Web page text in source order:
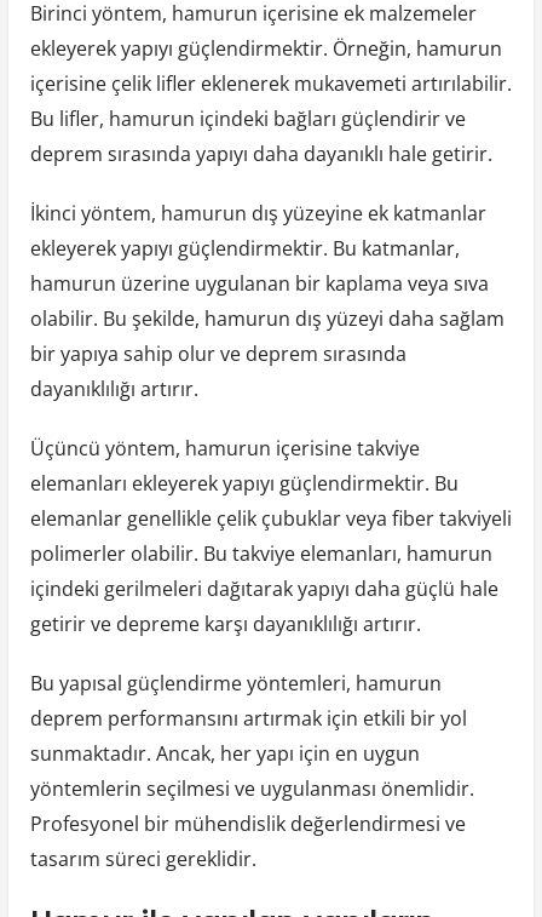
Birinci yöntem, hamurun içerisine ek malzemeler
ekleyerek yapıyı güçlendirmektir. Örneğin, hamurun
içerisine çelik lifler eklenerek mukavemeti artırılabilir.
Bu lifler, hamurun içindeki bağları güçlendirir ve
deprem sırasında yapıyı daha dayanıklı hale getirir.
İkinci yöntem, hamurun dış yüzeyine ek katmanlar
ekleyerek yapıyı güçlendirmektir. Bu katmanlar,
hamurun üzerine uygulanan bir kaplama veya sıva
olabilir. Bu şekilde, hamurun dış yüzeyi daha sağlam
bir yapıya sahip olur ve deprem sırasında
dayanıklılığı artırır.
Üçüncü yöntem, hamurun içerisine takviye
elemanları ekleyerek yapıyı güçlendirmektir. Bu
elemanlar genellikle çelik çubuklar veya fiber takviyeli
polimerler olabilir. Bu takviye elemanları, hamurun
içindeki gerilmeleri dağıtarak yapıyı daha güçlü hale
getirir ve depreme karşı dayanıklılığı artırır.
Bu yapısal güçlendirme yöntemleri, hamurun
deprem performansını artırmak için etkili bir yol
sunmaktadır. Ancak, her yapı için en uygun
yöntemlerin seçilmesi ve uygulanması önemlidir.
Profesyonel bir mühendislik değerlendirmesi ve
tasarım süreci gereklidir.